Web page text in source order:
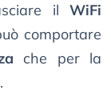
il WiFi
comportare
che per la